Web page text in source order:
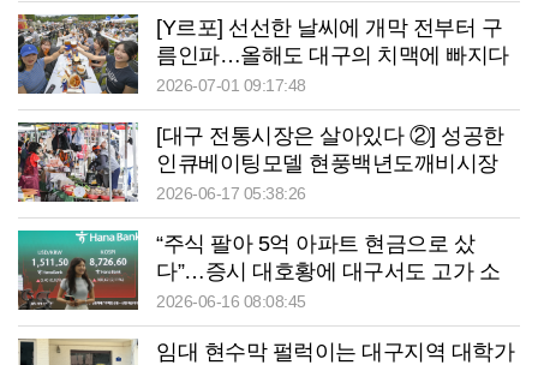
[Y르포] 선선한 날씨에 개막 전부터 구
름인파…올해도 대구의 치맥에 빠지다
2026-07-01 09:17:48
[대구 전통시장은 살아있다 ②] 성공한
인큐베이팅모델 현풍백년도깨비시장
청년몰
2026-06-17 05:38:26
“주식 팔아 5억 아파트 현금으로 샀
다”…증시 대호황에 대구서도 고가 소
비 증가
2026-06-16 08:08:45
임대 현수막 펄럭이는 대구지역 대학가